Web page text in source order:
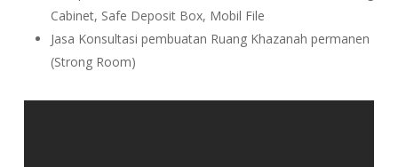
Cabinet, Safe Deposit Box, Mobil File
Jasa Konsultasi pembuatan Ruang Khazanah permanen
(Strong Room)